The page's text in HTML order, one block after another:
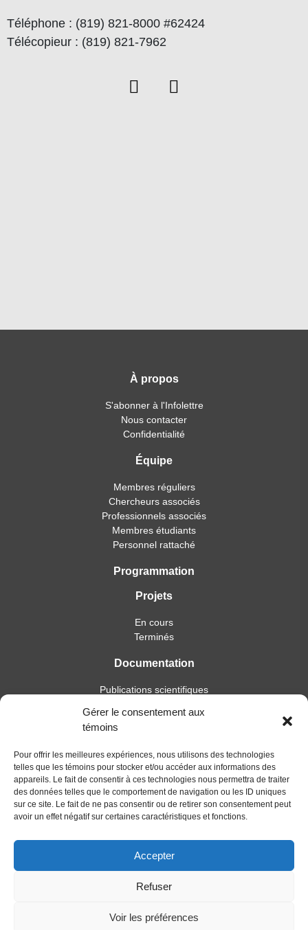
Gérer le consentement aux
témoins
Pour offrir les meilleures expériences, nous utilisons des technologies
telles que les témoins pour stocker et/ou accéder aux informations des
appareils. Le fait de consentir à ces technologies nous permettra de traiter
des données telles que le comportement de navigation ou les ID uniques
sur ce site. Le fait de ne pas consentir ou de retirer son consentement peut
avoir un effet négatif sur certaines caractéristiques et fonctions.
Accepter
Refuser
Voir les préférences
Téléphone : (819) 821-8000 #62424
Télécopieur : (819) 821-7962
À propos
S'abonner à l'Infolettre
Nous contacter
Confidentialité
Équipe
Membres réguliers
Chercheurs associés
Professionnels associés
Membres étudiants
Personnel rattaché
Programmation
Projets
En cours
Terminés
Documentation
Publications scientifiques
Soutien à l’intervention
Essais, mémoires et thèses
Activités
Blogue
Nouvelles